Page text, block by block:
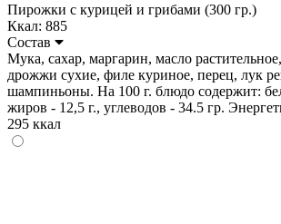
Пирожки с курицей и грибами (300 гр.)
Ккал: 885
Состав
Мука, сахар, маргарин, масло
дрожжи сухие, филе куриное, перец, лук
шампиньоны. На 100 г. блюдо содержит:
жиров - 12,5 г., углеводов - 34.5 гр.
295 ккал